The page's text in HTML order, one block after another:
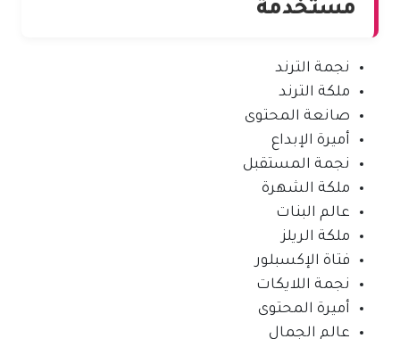
مستخدمة
نجمة الترند
ملكة الترند
صانعة المحتوى
أميرة الإبداع
نجمة المستقبل
ملكة الشهرة
عالم البنات
ملكة الريلز
فتاة الإكسبلور
نجمة اللايكات
أميرة المحتوى
عالم الجمال